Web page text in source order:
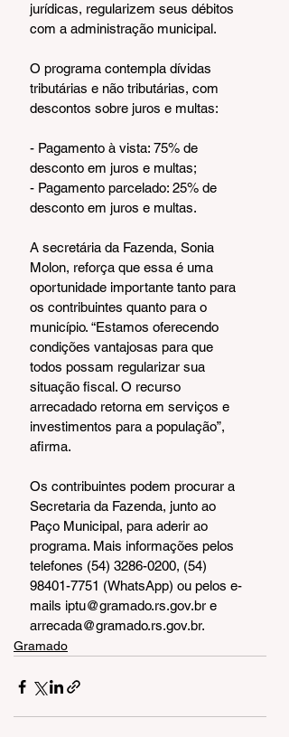
jurídicas, regularizem seus débitos
com a administração municipal.
O programa contempla dívidas
tributárias e não tributárias, com
descontos sobre juros e multas:
- Pagamento à vista: 75% de
desconto em juros e multas;
- Pagamento parcelado: 25% de
desconto em juros e multas.
A secretária da Fazenda, Sonia
Molon, reforça que essa é uma
oportunidade importante tanto para
os contribuintes quanto para o
município. “Estamos oferecendo
condições vantajosas para que
todos possam regularizar sua
situação fiscal. O recurso
arrecadado retorna em serviços e
investimentos para a população”,
afirma.
Os contribuintes podem procurar a
Secretaria da Fazenda, junto ao
Paço Municipal, para aderir ao
programa. Mais informações pelos
telefones (54) 3286-0200, (54)
98401-7751 (WhatsApp) ou pelos e-
mails iptu@gramado.rs.gov.br e
arrecada@gramado.rs.gov.br.
Gramado